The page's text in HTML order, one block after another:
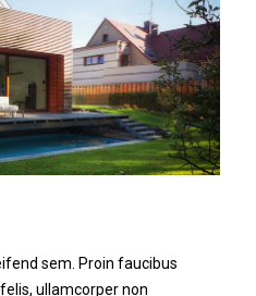
sem. Proin faucibus
ullamcorper non